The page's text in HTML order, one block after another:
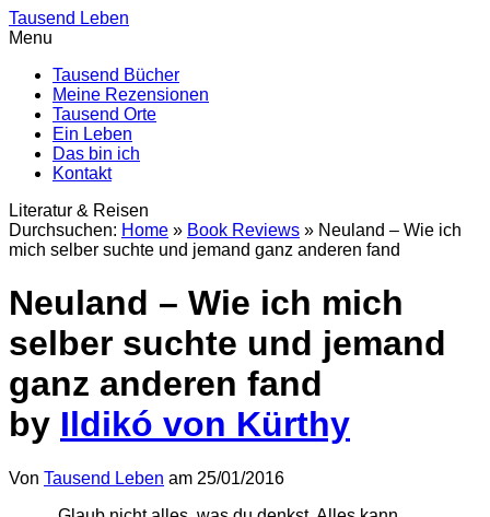
Tausend Leben
Menu
Tausend Bücher
Meine Rezensionen
Tausend Orte
Ein Leben
Das bin ich
Kontakt
Literatur & Reisen
Durchsuchen: Home » Book Reviews » Neuland – Wie ich
mich selber suchte und jemand ganz anderen fand
Neuland – Wie ich mich
selber suchte und jemand
ganz anderen fand
by Ildikó von Kürthy
Von Tausend Leben am 25/01/2016